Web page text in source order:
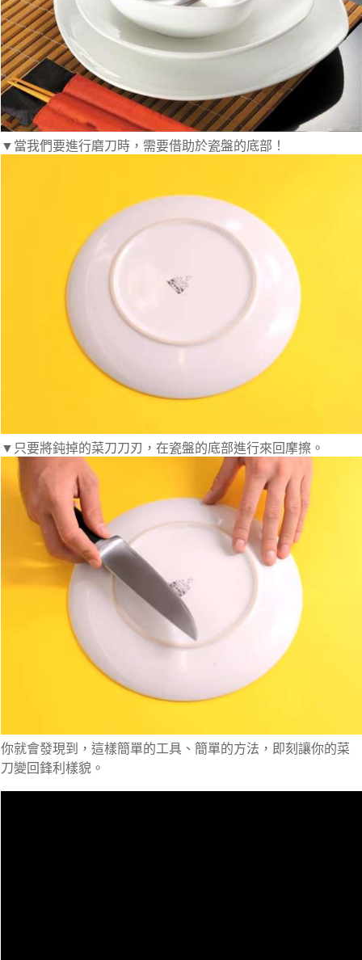
▼當我們要進行磨刀時，需要借助於瓷盤的底部！
▼只要將鈍掉的菜刀刀刃，在瓷盤的底部進行來回摩擦。
你就會發現到，這樣簡單的工具、簡單的方法，即刻讓你的菜
刀變回鋒利樣貌。